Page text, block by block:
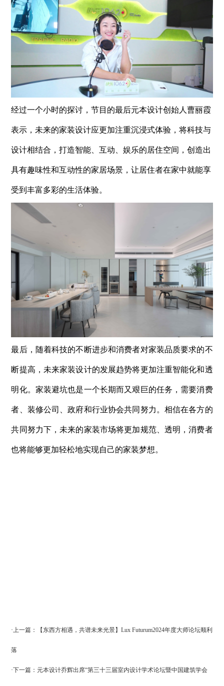
经过一个小时的探讨，节目的最后元本设计创始人曹丽霞
表示，未来的家装设计应更加注重沉浸式体验，将科技与
设计相结合，打造智能、互动、娱乐的居住空间，创造出
具有趣味性和互动性的家居场景，让居住者在家中就能享
受到丰富多彩的生活体验。
最后，随着科技的不断进步和消费者对家装品质要求的不
断提高，未来家装设计的发展趋势将更加注重智能化和透
明化。家装避坑也是一个长期而又艰巨的任务，需要消费
者、装修公司、政府和行业协会共同努力。相信在各方的
共同努力下，未来的家装市场将更加规范、透明，消费者
也将能够更加轻松地实现自己的家装梦想。
·上一篇：【东西方相遇，共谱未来光景】Lux Futurum2024年度大师论坛顺利
落
·下一篇：元本设计乔辉出席“第三十三届室内设计学术论坛暨中国建筑学会